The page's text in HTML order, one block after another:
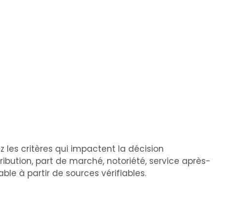
les critères qui impactent la décision
part de marché, notoriété, service après-
à partir de sources vérifiables.